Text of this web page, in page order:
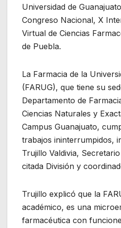
Universidad de
Congreso Nacional, X
Virtual de Ciencias
de Puebla.
La Farmacia de la
(FARUG), que tiene su
Departamento de
Ciencias Naturales y
Campus Guanajuato,
trabajos ininterrumpidos,
Trujillo Valdivia,
citada División y
Trujillo explicó que la
académico, es una
farmacéutica con